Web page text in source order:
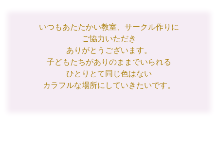
いつもあたたかい教室、サークル作りに
ご協力いただき
ありがとうございます。
子どもたちがありのままでいられる
ひとりとて同じ色はない
カラフルな場所にしていきたいです。